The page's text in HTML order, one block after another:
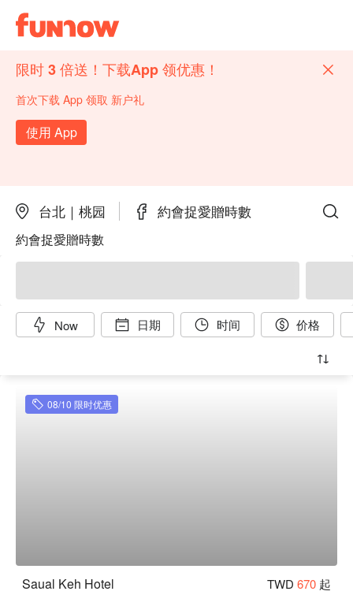
限时 3 倍送！下载App 领优惠！
首次下载 App 领取 新户礼
使用 App
台北｜桃园 約會捉愛贈時數
約會捉愛贈時數
Now 日期 时间 价格
08/10 限时优惠
Saual Keh Hotel TWD 670 起